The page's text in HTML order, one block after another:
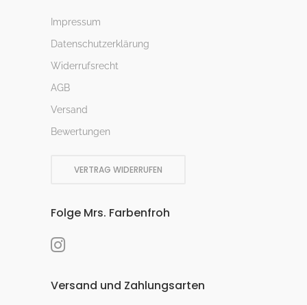
Impressum
Datenschutzerklärung
Widerrufsrecht
AGB
Versand
Bewertungen
VERTRAG WIDERRUFEN
Folge Mrs. Farbenfroh
Versand und Zahlungsarten